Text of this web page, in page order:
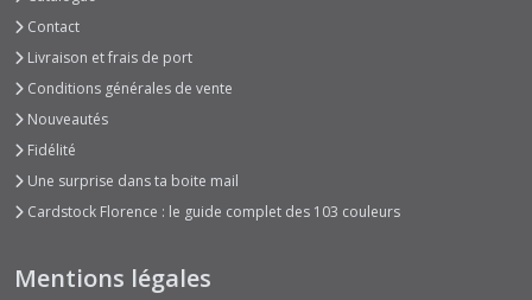
Contact
Livraison et frais de port
Conditions générales de vente
Nouveautés
Fidélité
Une surprise dans ta boite mail
Cardstock Florence : le guide complet des 103 couleurs
Mentions légales